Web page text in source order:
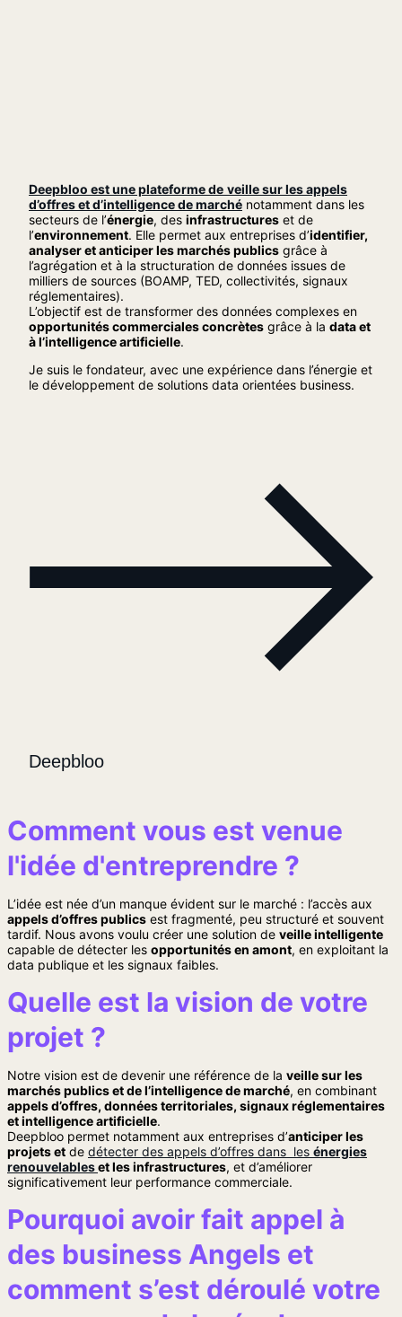
Deepbloo est une plateforme de veille sur les appels
d’offres et d’intelligence de marché notamment dans les
secteurs de l’énergie, des infrastructures et de
l’environnement. Elle permet aux entreprises d’identifier,
analyser et anticiper les marchés publics grâce à
l’agrégation et à la structuration de données issues de
milliers de sources (BOAMP, TED, collectivités, signaux
réglementaires).
L’objectif est de transformer des données complexes en
opportunités commerciales concrètes grâce à la data et
à l’intelligence artificielle.
Je suis le fondateur, avec une expérience dans l’énergie et
le développement de solutions data orientées business.
Deepbloo
Comment vous est venue
l'idée d'entreprendre ?
L’idée est née d’un manque évident sur le marché : l’accès aux
appels d’offres publics est fragmenté, peu structuré et souvent
tardif. Nous avons voulu créer une solution de veille intelligente
capable de détecter les opportunités en amont, en exploitant la
data publique et les signaux faibles.
Quelle est la vision de votre
projet ?
Notre vision est de devenir une référence de la veille sur les
marchés publics et de l’intelligence de marché, en combinant
appels d’offres, données territoriales, signaux réglementaires
et intelligence artificielle.
Deepbloo permet notamment aux entreprises d’anticiper les
projets et de détecter des appels d’offres dans les énergies
renouvelableset les infrastructures, et d’améliorer
significativement leur performance commerciale.
Pourquoi avoir fait appel à
des business Angels et
comment s’est déroulé votre